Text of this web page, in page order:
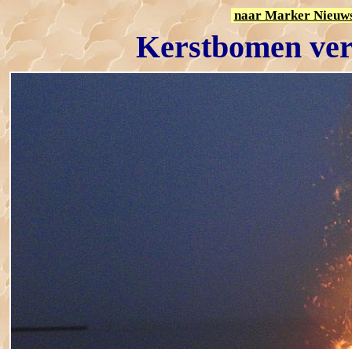
naar Marker
Kerstbomen